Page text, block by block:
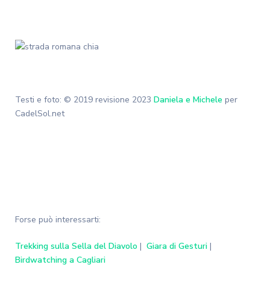
Testi e foto: © 2019 revisione 2023 Daniela e Michele per
CadelSol.net
Forse può interessarti:
Trekking sulla Sella del Diavolo | Giara di Gesturi |
Birdwatching a Cagliari